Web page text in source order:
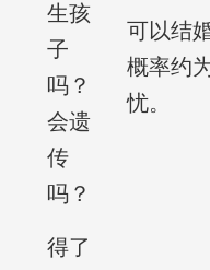
生孩
子
吗？
会遗
传
吗？
可以结
概率约
忧。
得了